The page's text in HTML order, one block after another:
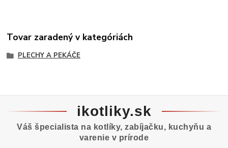
Tovar zaradený v kategóriách
PLECHY A PEKÁČE
ikotliky.sk
Váš špecialista na kotlíky, zabíjačku, kuchyňu a
varenie v prírode